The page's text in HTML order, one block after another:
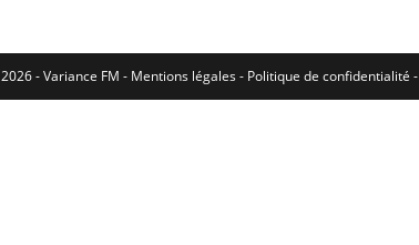
2026 - Variance FM - Mentions légales - Politique de confidentialité -